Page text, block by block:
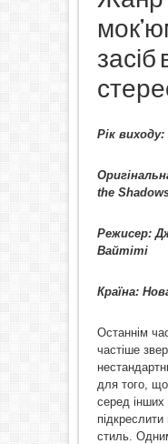
засіб
Рік виходу:
the
Режисер:
Вайтіті
Країна:
Останнім
частіше
для того,
серед інших
стиль.